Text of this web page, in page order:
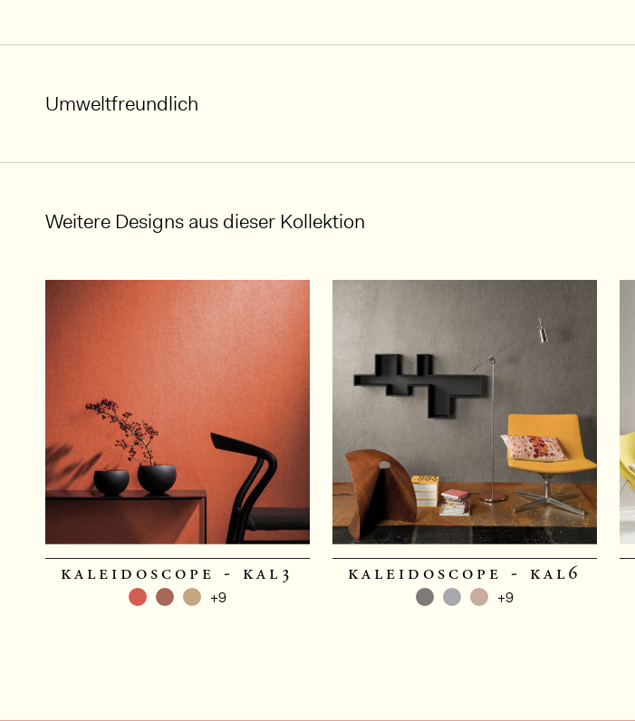
Umweltfreundlich
Weitere Designs aus dieser Kollektion
kaleidoscope - kal3
+9
kaleidoscope - kal6
+9